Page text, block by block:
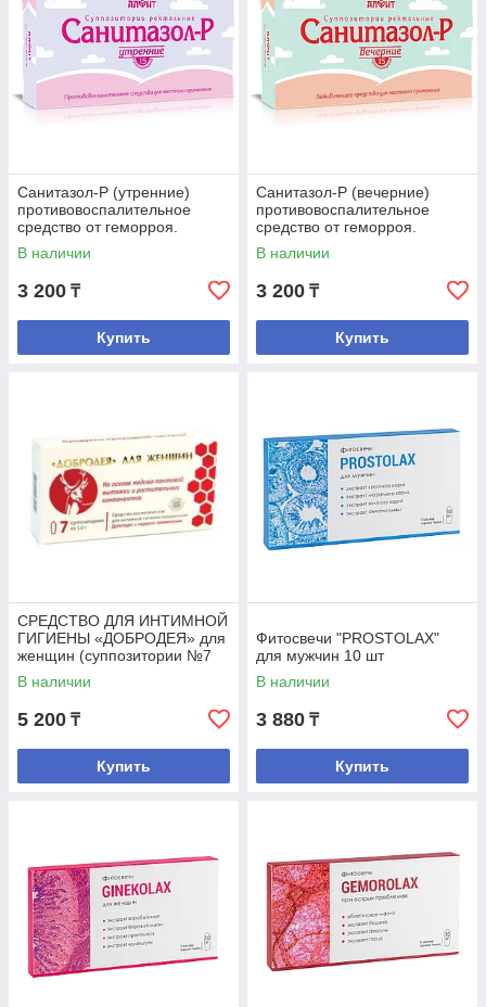
Санитазол-P (утренние)
противовоспалительное
средство от геморроя.
В наличии
3 200 ₸
Купить
Санитазол-P (вечерние)
противовоспалительное
средство от геморроя.
В наличии
3 200 ₸
Купить
СРЕДСТВО ДЛЯ ИНТИМНОЙ
ГИГИЕНЫ «ДОБРОДЕЯ» для
женщин (суппозитории №7
по 1,0 г )
В наличии
5 200 ₸
Купить
Фитосвечи "PROSTOLAX"
для мужчин 10 шт
В наличии
3 880 ₸
Купить